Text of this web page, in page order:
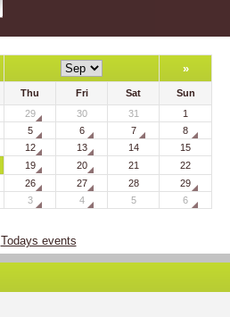
»
Thu Fri Sat
Sun
29 30 31
1
5 6 7
8
12 13 14
15
19 20 21
22
26 27 28
29
3 4 5 6
Todays events